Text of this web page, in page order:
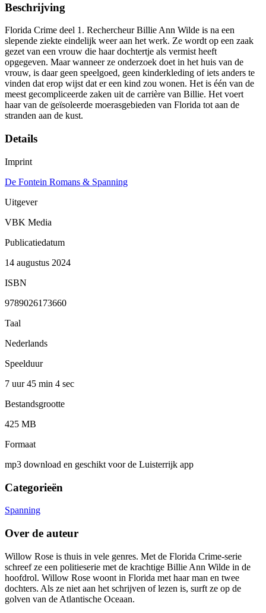
Beschrijving
Florida Crime deel 1. Rechercheur Billie Ann Wilde is na een
slepende ziekte eindelijk weer aan het werk. Ze wordt op een zaak
gezet van een vrouw die haar dochtertje als vermist heeft
opgegeven. Maar wanneer ze onderzoek doet in het huis van de
vrouw, is daar geen speelgoed, geen kinderkleding of iets anders te
vinden dat erop wijst dat er een kind zou wonen. Het is één van de
meest gecompliceerde zaken uit de carrière van Billie. Het voert
haar van de geïsoleerde moerasgebieden van Florida tot aan de
stranden aan de kust.
Details
Imprint
De Fontein Romans & Spanning
Uitgever
VBK Media
Publicatiedatum
14 augustus 2024
ISBN
9789026173660
Taal
Nederlands
Speelduur
7 uur 45 min 4 sec
Bestandsgrootte
425 MB
Formaat
mp3 download en geschikt voor de Luisterrijk app
Categorieën
Spanning
Over de auteur
Willow Rose is thuis in vele genres. Met de Florida Crime-serie
schreef ze een politieserie met de krachtige Billie Ann Wilde in de
hoofdrol. Willow Rose woont in Florida met haar man en twee
dochters. Als ze niet aan het schrijven of lezen is, surft ze op de
golven van de Atlantische Oceaan.